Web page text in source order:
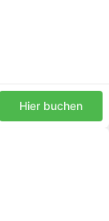
Hier buchen